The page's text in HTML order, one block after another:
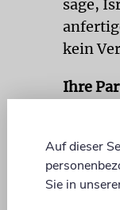
sage,
kein
Ihre
mit der
Auf dieser
Sie in